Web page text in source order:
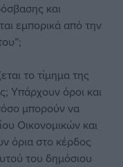
και
εμπορικά από την
το τίμημα της
Υπάρχουν όροι και
μπορούν να
Οικονομικών και
όρια στο κέρδος
του δημόσιου